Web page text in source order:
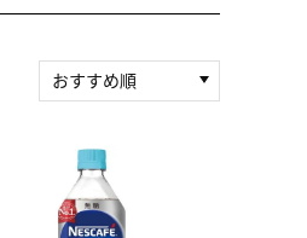
おすすめ順
積算マイル率（高い
順）
人気順
レビュー件数（多い